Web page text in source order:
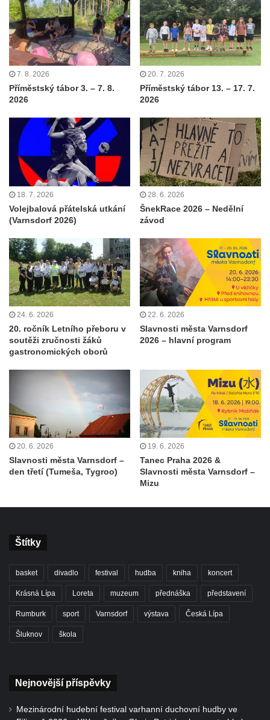
7. 8. 2026
Příměstský tábor 3. – 7. 8.
2026
20. 7. 2026
Příměstský tábor 13. – 17. 7.
2026
18. 7. 2026
Volejbalová přátelská utkání
(Varnsdorf 2026)
28. 6. 2026
ŠnekRace 2026 – Nedělní
závod
24. 6. 2026
20. ročník Letního přeboru v
soutěži zručnosti žáků
gastronomických oborů
22. 6. 2026
Slavnosti města Varnsdorf
2026 – hlavní program
20. 6. 2026
Slavnosti města Varnsdorf –
den třetí (Tumeša, Tygroo)
19. 6. 2026
Tanec Praha 2026 &
Slavnosti města Varnsdorf –
Mizu
Štítky
basket divadlo festival hudba kniha koncert
Krásná Lípa Loreta muzeum přednáška představení
Rumburk sport Varnsdorf výstava Česká Lípa
Šluknov škola
Nejnovější příspěvky
Mezinárodní hudební festival varhanní duchovní hudby ve